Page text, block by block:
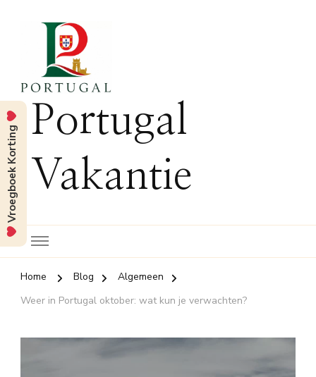
Portugal
Vakantie
Home Blog
Algemeen
Weer in Portugal oktober: wat kun je verwachten?
Vroegboek Korting